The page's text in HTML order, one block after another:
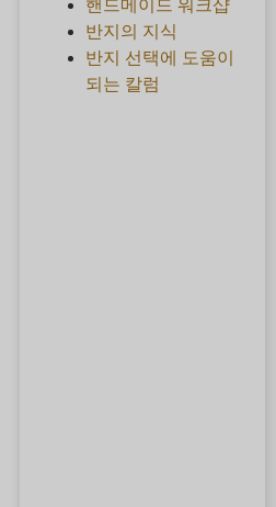
핸드메이드 워크샵
반지의 지식
반지 선택에 도움이
되는 칼럼